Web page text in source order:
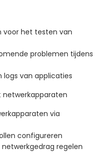
voor het testen van
problemen tijdens
logs van applicaties
via
configureren
regelen